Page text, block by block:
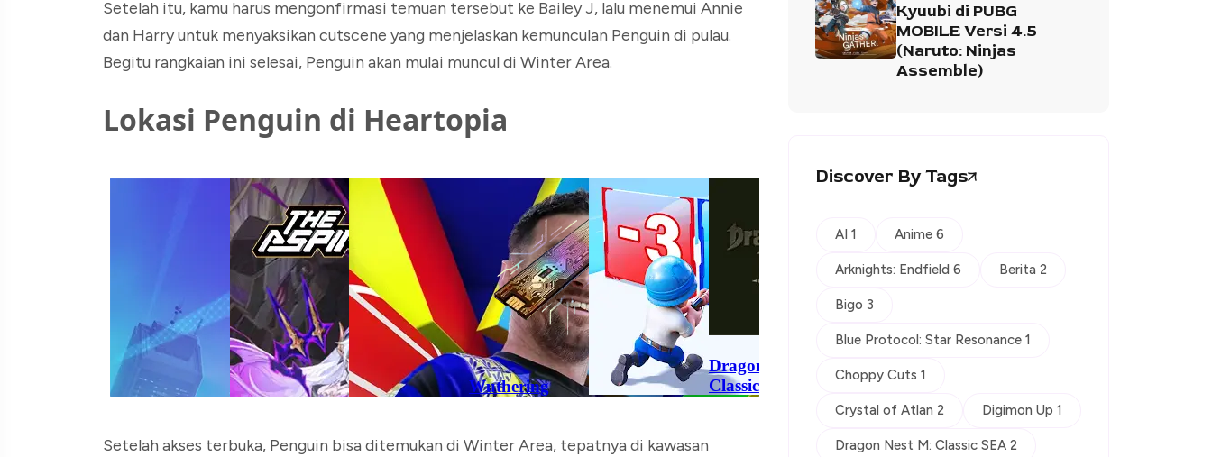
Setelah itu, kamu harus mengonfirmasi temuan tersebut ke Bailey J, lalu menemui Annie
dan Harry untuk menyaksikan cutscene yang menjelaskan kemunculan Penguin di pulau.
Begitu rangkaian ini selesai, Penguin akan mulai muncul di Winter Area.
Lokasi Penguin di Heartopia
Setelah akses terbuka, Penguin bisa ditemukan di Winter Area, tepatnya di kawasan
Kyuubi di PUBG
MOBILE Versi 4.5
(Naruto: Ninjas
Assemble)
Discover By Tags
AI 1 Anime 6
Arknights: Endfield 6 Berita 2
Bigo 3
Blue Protocol: Star Resonance 1
Choppy Cuts 1
Crystal of Atlan 2 Digimon Up 1
Dragon Nest M: Classic SEA 2